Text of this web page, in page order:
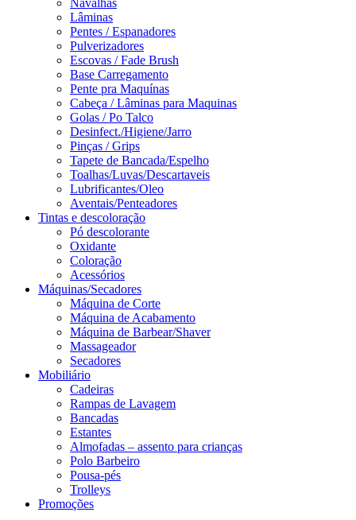
Navalhas
Lâminas
Pentes / Espanadores
Pulverizadores
Escovas / Fade Brush
Base Carregamento
Pente pra Maquínas
Cabeça / Lâminas para Maquinas
Golas / Po Talco
Desinfect./Higiene/Jarro
Pinças / Grips
Tapete de Bancada/Espelho
Toalhas/Luvas/Descartaveis
Lubrificantes/Oleo
Aventais/Penteadores
Tintas e descoloração
Pó descolorante
Oxidante
Coloração
Acessórios
Máquinas/Secadores
Máquina de Corte
Máquina de Acabamento
Máquina de Barbear/Shaver
Massageador
Secadores
Mobiliário
Cadeiras
Rampas de Lavagem
Bancadas
Estantes
Almofadas – assento para crianças
Polo Barbeiro
Pousa-pés
Trolleys
Promoções